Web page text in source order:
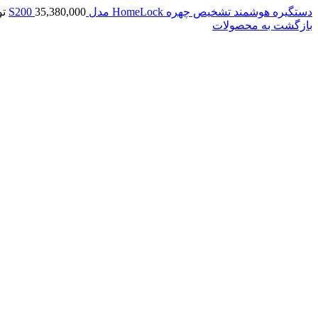
دستگیره هوشمند تشخیص چهره HomeLock مدل S200 35,380,000
بازگشت به محصولات